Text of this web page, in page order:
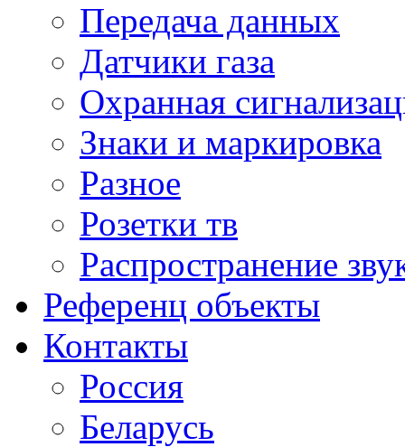
Передача данных
Датчики газа
Охранная
Знаки и маркировка
Разное
Розетки тв
Распространение
Референц объекты
Контакты
Россия
Беларусь